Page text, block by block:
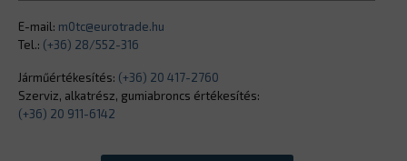
E-mail: m0tc@eurotrade.hu
Tel.: (+36) 28/552-316
Járműértékesítés: (+36) 20 417-2760
Szerviz, alkatrész, gumiabroncs értékesítés:
(+36) 20 911-6142